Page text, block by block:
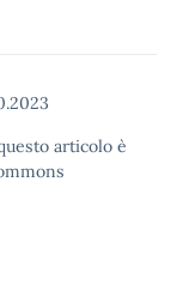
articolo è